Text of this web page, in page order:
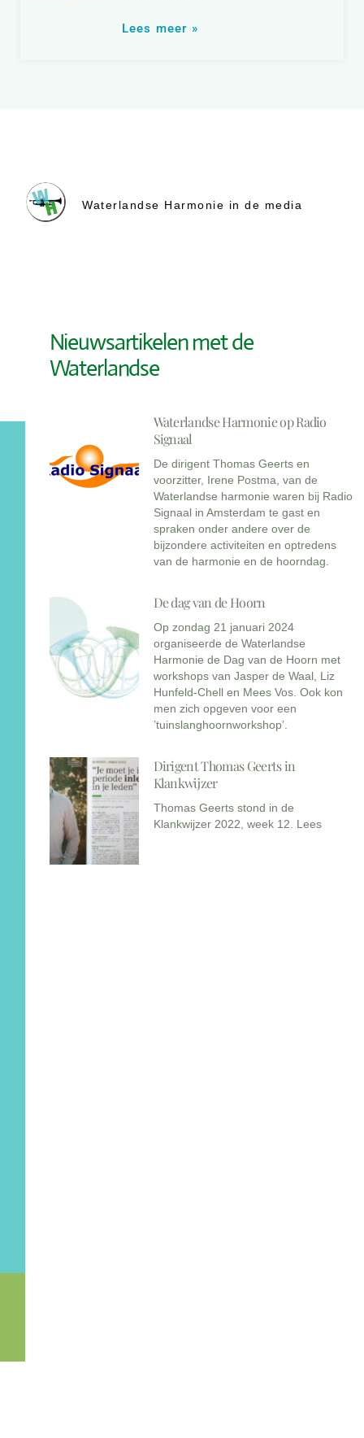
Lees meer »
Waterlandse Harmonie in de media
Nieuwsartikelen met de
Waterlandse
Waterlandse Harmonie op Radio
Signaal
De dirigent Thomas Geerts en
voorzitter, Irene Postma, van de
Waterlandse harmonie waren bij Radio
Signaal in Amsterdam te gast en
spraken onder andere over de
bijzondere activiteiten en optredens
van de harmonie en de hoorndag.
De dag van de Hoorn
Op zondag 21 januari 2024
organiseerde de Waterlandse
Harmonie de Dag van de Hoorn met
workshops van Jasper de Waal, Liz
Hunfeld-Chell en Mees Vos. Ook kon
men zich opgeven voor een
’tuinslanghoornworkshop’.
Dirigent Thomas Geerts in
Klankwijzer
Thomas Geerts stond in de
Klankwijzer 2022, week 12. Lees